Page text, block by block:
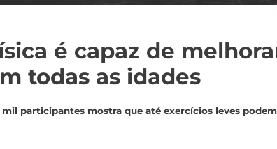
é capaz de
todas as idades
mil participantes mostra que até exercícios leves